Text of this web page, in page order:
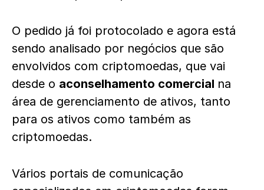
O pedido já foi protocolado e agora está
sendo analisado por negócios que são
envolvidos com criptomoedas, que vai
desde o aconselhamento comercial na
área de gerenciamento de ativos, tanto
para os ativos como também as
criptomoedas.
Vários portais de comunicação